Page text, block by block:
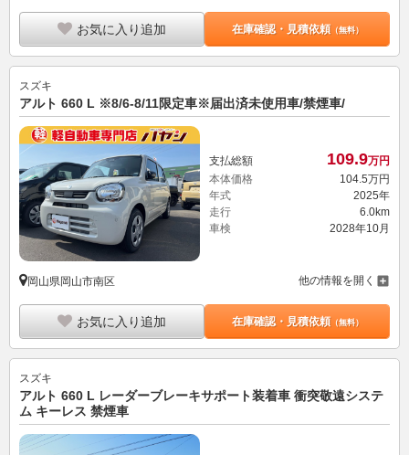
お気に入り追加 在庫確認・見積依頼（無料）
スズキ
アルト 660 L ※8/6-8/11限定車※届出済未使用車/禁煙車/
支払総額 109.9万円
本体価格
104.5万円
年式
2025年
走行
6.0km
車検
2028年10月
岡山県岡山市南区 他の情報を開く
お気に入り追加 在庫確認・見積依頼（無料）
スズキ
アルト 660 L レーダーブレーキサポート装着車 衝突敬遠システ
ム キーレス 禁煙車